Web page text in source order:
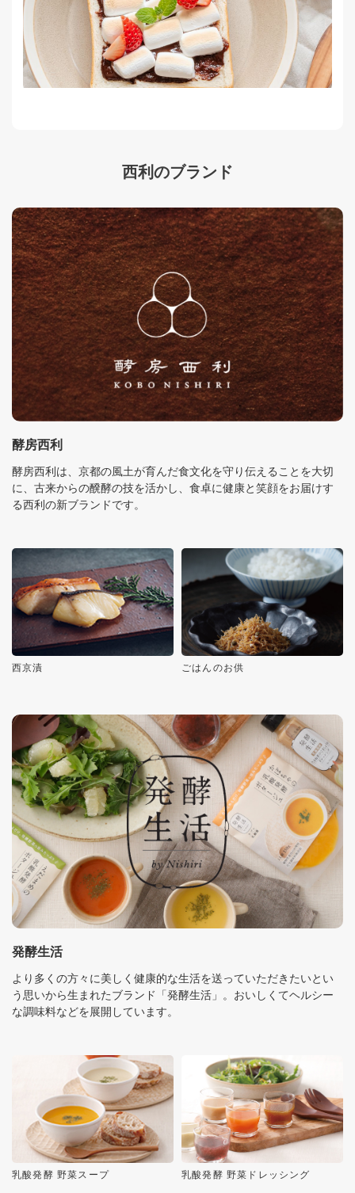
西利のブランド
酵房西利
酵房西利は、京都の風土が育んだ食文化を守り伝えることを大切
に、古来からの醗酵の技を活かし、食卓に健康と笑顔をお届けす
る西利の新ブランドです。
西京漬 ごはんのお供
発酵生活
より多くの方々に美しく健康的な生活を送っていただきたいとい
う思いから生まれたブランド「発酵生活」。おいしくてヘルシー
な調味料などを展開しています。
乳酸発酵 野菜スープ 乳酸発酵 野菜ドレッシング